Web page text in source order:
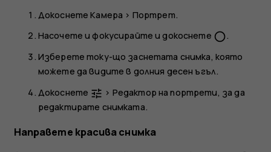
ДокоснетеКамера > Портрет.
Насочете и фокусирайте и докоснете panorama_fish_eye.
Изберете току-що заснетата снимка, която
можете да видите в долния десен ъгъл.
Докоснете tune > Редактор на портрети, за да
редактирате снимката.
Направете красива снимка